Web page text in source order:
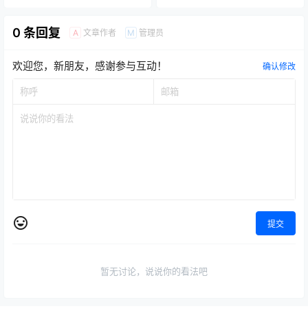
0 条回复 A 文章作者 M 管理员
欢迎您，新朋友，感谢参与互动！ 确认修改
提交
暂无讨论，说说你的看法吧